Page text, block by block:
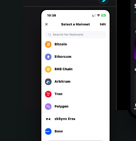
Português (Portugal)
Bahasa Indonesia
Português (Brasil)